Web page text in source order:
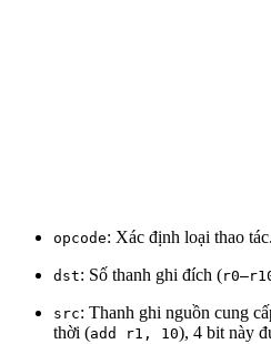
opcode: Xác định loại thao
dst: Số thanh ghi đích (
src: Thanh ghi nguồn cung
thời (add r1, 10), 4 bit này